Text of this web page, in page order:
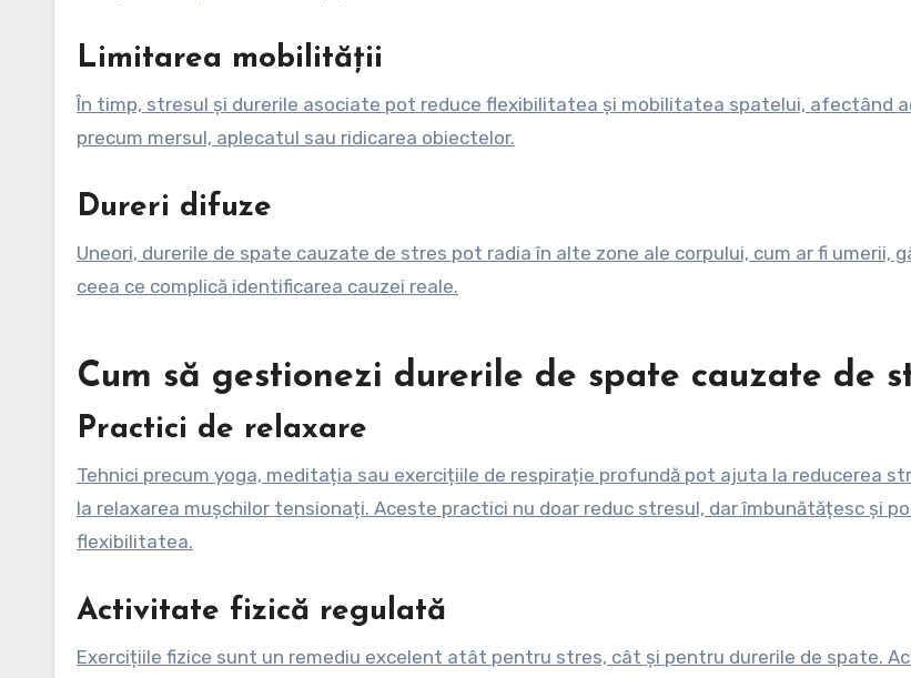
Limitarea mobilității
În timp, stresul și durerile asociate pot reduce flexibilitatea și mobilitatea spatelui, afectând
precum mersul, aplecatul sau ridicarea obiectelor.
Dureri difuze
Uneori, durerile de spate cauzate de stres pot radia în alte zone ale corpului, cum ar fi umerii,
ceea ce complică identificarea cauzei reale.
Cum să gestionezi durerile de spate cauzate de
Practici de relaxare
Tehnici precum yoga, meditația sau exercițiile de respirație profundă pot ajuta la reducerea
la relaxarea mușchilor tensionați. Aceste practici nu doar reduc stresul, dar îmbunătățesc și
flexibilitatea.
Activitate fizică regulată
Exercițiile fizice sunt un remediu excelent atât pentru stres, cât și pentru durerile de spate.